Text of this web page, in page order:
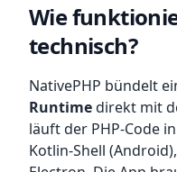
Wie
technisch?
NativePHP bündelt
Runtimedirekt mit
läuft der PHP-Code
Kotlin-Shell